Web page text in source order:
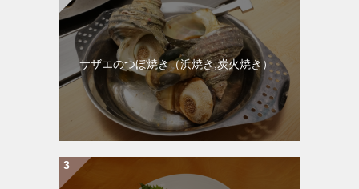
サザエのつぼ焼き（浜焼き,炭火焼き）